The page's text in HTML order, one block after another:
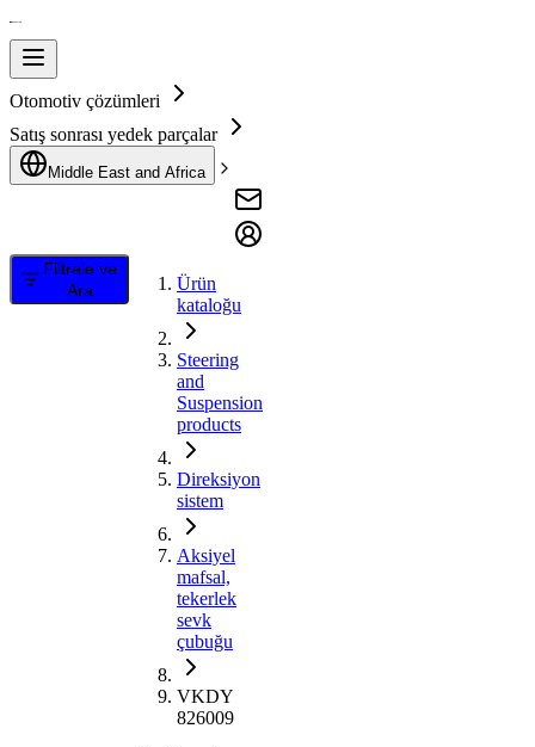
Otomotiv çözümleri
Satış sonrası yedek parçalar
Middle East and Africa
Filtrele ve
Ara
Ürün
kataloğu
Steering
and
Suspension
products
Direksiyon
sistem
Aksiyel
mafsal,
tekerlek
sevk
çubuğu
VKDY
826009